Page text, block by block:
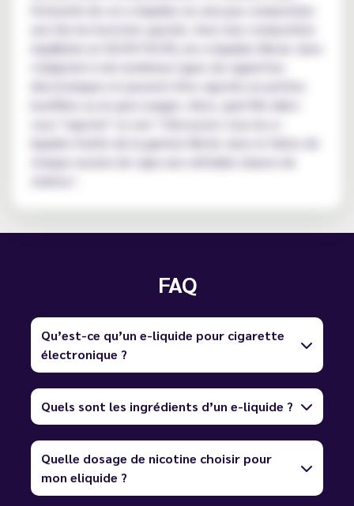
l'intensité de vos e-liquides ne sera pas compromise
équilibrée en 50/50 PG/VG, les e-liquides Movie Juice
s'adaptent à de nombreux types de cigarettes
électroniques et peuvent être vapotés en petites
bouffées ou en gros nuages. Alors, quel film allez-
vous "vapoter" ce soir ? Découvrez tous les e-
liquides fruités de la gamme Movie Juice et faites de
chaque session de vape une véritable séance de
FAQ
Qu’est-ce qu’un e-liquide pour cigarette
électronique ?
Quels sont les ingrédients d’un e-liquide ?
Quelle dosage de nicotine choisir pour
mon eliquide ?